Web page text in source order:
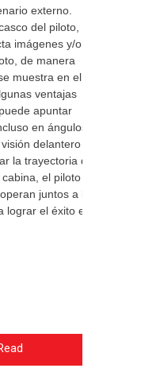
externo.
del piloto,
imágenes y/o
de manera
muestra en el
ventajas
apuntar
en ángulos
delantero
la trayectoria de
el piloto y
juntos a la
el éxito en